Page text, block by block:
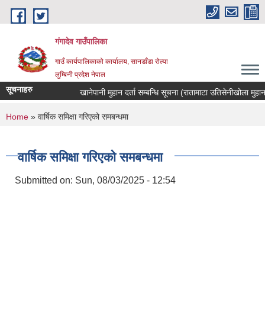
Skip to main content
गंगादेव गाउँपालिका
गाउँ कार्यपालिकाको कार्यालय, सानडाँडा रोल्पा
लुम्बिनी प्रदेश नेपाल
सूचनाहरु खानेपानी मुहान दर्ता सम्बन्धि सूचना (रातामाटा उतिसेनीखोला मुहान)
You are here
Home » वार्षिक समिक्षा गरिएको समबन्धमा
वार्षिक समिक्षा गरिएको समबन्धमा
Submitted on: Sun, 08/03/2025 - 12:54